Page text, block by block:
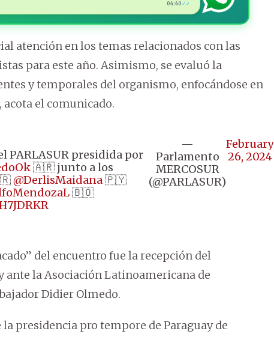
04:40 ✓✓
atención en los temas relacionados con las
para este año. Asimismo, se evaluó la
y temporales del organismo, enfocándose en
el comunicado.
PARLASUR presidida por
🇦🇷 junto a los
@DerlisMaidana🇵🇾
🇧🇴
—
Parlamento
MERCOSUR
(@PARLASUR)
February
26, 2024
del encuentro fue la recepción del
la Asociación Latinoamericana de
Didier Olmedo.
presidencia pro tempore de Paraguay de